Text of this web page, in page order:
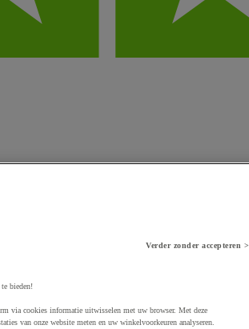
Verder zonder accepteren >
bieden!
via cookies informatie uitwisselen met uw browser. Met deze
van onze website meten en uw winkelvoorkeuren analyseren.